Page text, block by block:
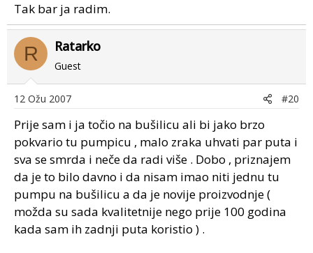
Tak bar ja radim.
R Ratarko
Guest
12 Ožu 2007 #20
Prije sam i ja točio na bušilicu ali bi jako brzo
pokvario tu pumpicu , malo zraka uhvati par puta i
sva se smrda i neče da radi više . Dobo , priznajem
da je to bilo davno i da nisam imao niti jednu tu
pumpu na bušilicu a da je novije proizvodnje (
možda su sada kvalitetnije nego prije 100 godina
kada sam ih zadnji puta koristio ) .